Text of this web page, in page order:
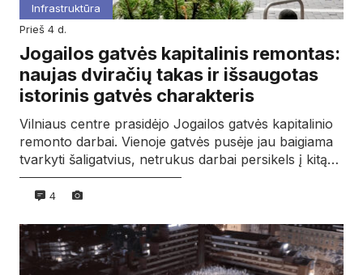
Infrastruktūra
prieš 4 d.
Jogailos gatvės kapitalinis remontas:
naujas dviračių takas ir išsaugotas
istorinis gatvės charakteris
Vilniaus centre prasidėjo Jogailos gatvės kapitalinio
remonto darbai. Vienoje gatvės pusėje jau baigiama
tvarkyti šaligatvius, netrukus darbai persikels į kitą…
4